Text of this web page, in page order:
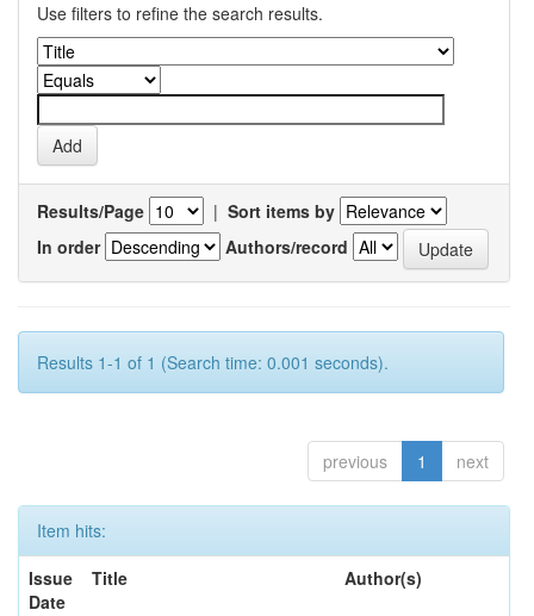
Use filters to refine the search results.
Results/Page | Sort items by
In order
Authors/record
Results 1-1 of 1 (Search time: 0.001 seconds).
previous 1 next
Item hits:
Issue
Date
Title Author(s)